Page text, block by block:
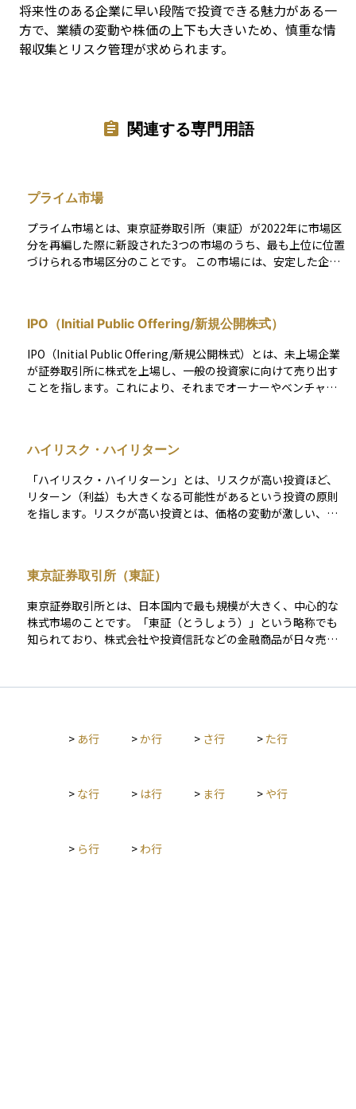
将来性のある企業に早い段階で投資できる魅力がある一
方で、業績の変動や株価の上下も大きいため、慎重な情
報収集とリスク管理が求められます。
関連する専門用語
プライム市場
プライム市場とは、東京証券取引所（東証）が2022年に市場区
分を再編した際に新設された3つの市場のうち、最も上位に位置
づけられる市場区分のことです。 この市場には、安定した企業
比率、コーポレートガバナンス体制などの厳しい基準を満たす
必要があります。そのため、プライム市場に上場している企業
は、信頼性や成長性が高いと評価される傾向があります。投資
初心者にとっても、この市場に上場している銘柄は比較的安心
して調べ始める対象として適しています。
IPO（Initial Public Offering/新規公開株式）
IPO（Initial Public Offering/新規公開株式）とは、未上場企業
が証券取引所に株式を上場し、一般の投資家に向けて売り出す
ことを指します。これにより、それまでオーナーやベンチャー
を向上させる手段の一つです。また、創業者やVCが投資を回収
（エグジット）する機会にもなり、優秀な人材を確保するため
のストックオプション制度の活用が可能になるといったメリッ
トもあります。一方で、上場後は業績や経営方針が市場の厳し
い評価を受けるため、ガバナンスの強化や継続的な成長が求め
の設定、公募・売出価格の決定などを経て進められます。公募
れます。 投資家にとってIPOは、成長企業への投資機会となる
一方、初値が公募価格を大きく上回ることもあれば、期待ほど
上昇しない場合もあるため、市場の動向をよく見極める必要が
株価が下落するリスクもあるため注意が必要です。
ハイリスク・ハイリターン
「ハイリスク・ハイリターン」とは、リスクが高い投資ほど、
リターン（利益）も大きくなる可能性があるという投資の原則
を指します。リスクが高い投資とは、価格の変動が激しい、予
株式投資や暗号資産などはハイリスク・ハイリターンの代表例
です。短期間で大きな利益を得る可能性がある一方で、急激な
価格下落によって大きな損失を被るリスクもあります。投資初
心者にとっては、自分のリスク許容度をしっかり把握し、慎重
に投資判断を行うことが大切です。
東京証券取引所（東証）
東京証券取引所とは、日本国内で最も規模が大きく、中心的な
株式市場のことです。「東証（とうしょう）」という略称でも
知られており、株式会社や投資信託などの金融商品が日々売買
することで資産運用を行います。2022年には、従来の市場区分
本の経済全体を反映する指標としても注目されており、日経平
> あ行 >か行 > さ行 > た行
> な行 > は行 > ま行 > や行
> ら行 > わ行